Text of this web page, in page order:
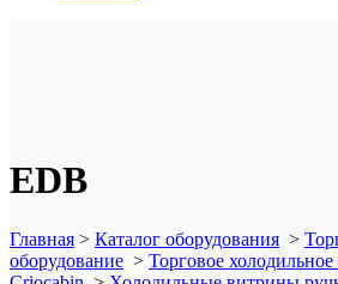
EDB
Главная > Каталог оборудования >
оборудование > Торговое